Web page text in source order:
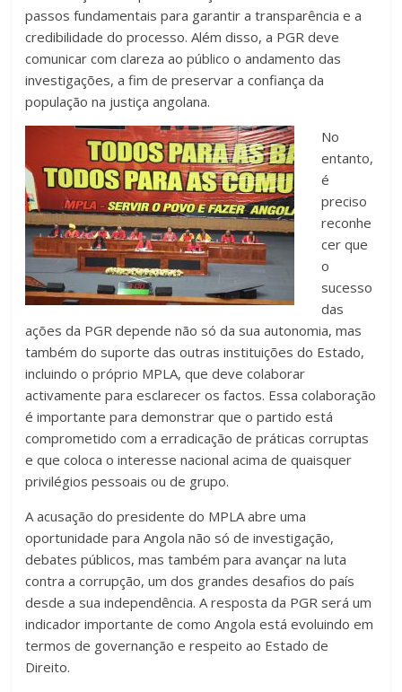
passos fundamentais para garantir a transparência e a
credibilidade do processo. Além disso, a PGR deve
comunicar com clareza ao público o andamento das
investigações, a fim de preservar a confiança da
população na justiça angolana.
No
entanto,
é
preciso
reconhe
cer que
o
sucesso
das
ações da PGR depende não só da sua autonomia, mas
também do suporte das outras instituições do Estado,
incluindo o próprio MPLA, que deve colaborar
activamente para esclarecer os factos. Essa colaboração
é importante para demonstrar que o partido está
comprometido com a erradicação de práticas corruptas
e que coloca o interesse nacional acima de quaisquer
privilégios pessoais ou de grupo.
A acusação do presidente do MPLA abre uma
oportunidade para Angola não só de investigação,
debates públicos, mas também para avançar na luta
contra a corrupção, um dos grandes desafios do país
desde a sua independência. A resposta da PGR será um
indicador importante de como Angola está evoluindo em
termos de governanção e respeito ao Estado de
Direito.